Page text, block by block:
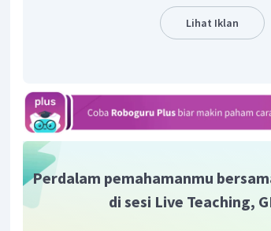
Lihat Iklan
Perdalam pemahamanmu
di sesi Live Teaching,